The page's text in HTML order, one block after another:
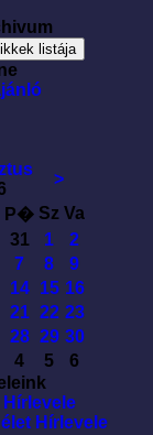
>
P� Sz Va
31 1
2
7 8
9
14 15 16
21 22 23
28 29 30
4 5
6
Hírlevele
Hírlevele